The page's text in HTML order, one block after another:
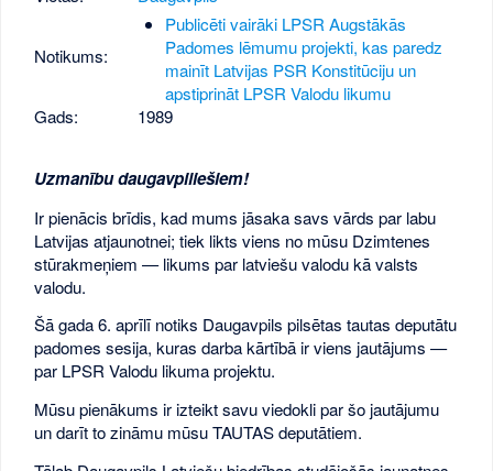
Notikums:
Publicēti vairāki LPSR Augstākās
Padomes lēmumu projekti, kas paredz
mainīt Latvijas PSR Konstitūciju un
apstiprināt LPSR Valodu likumu
Gads:
1989
Uzmanību daugavpiliešiem!
Ir pienācis brīdis, kad mums jāsaka savs vārds par labu
Latvijas atjaunotnei; tiek likts viens no mūsu Dzimtenes
stūrakmeņiem — likums par latviešu valodu kā valsts
valodu.
Šā gada 6. aprīlī notiks Daugavpils pilsētas tautas deputātu
padomes sesija, kuras darba kārtībā ir viens jautājums —
par LPSR Valodu likuma projektu.
Mūsu pienākums ir izteikt savu viedokli par šo jautājumu
un darīt to zināmu mūsu TAUTAS deputātiem.